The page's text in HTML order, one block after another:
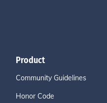
Product
Community Guidelines
Honor Code